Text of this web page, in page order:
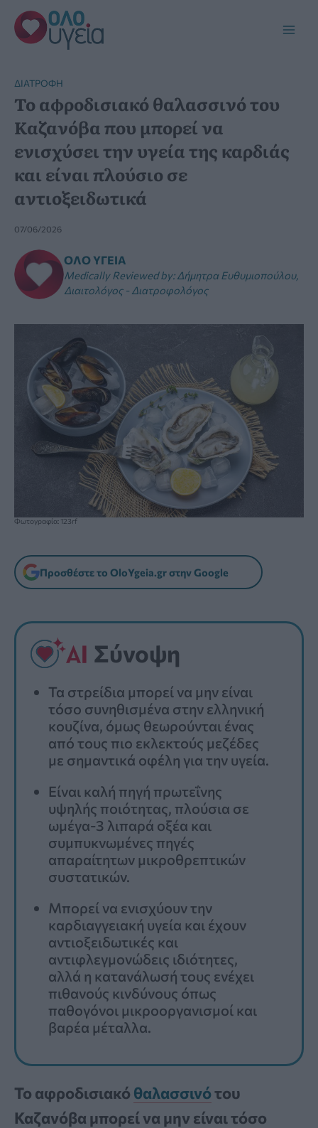
Μετάβαση
στο
περιεχόμενο
ΔΙΑΤΡΟΦΉ
Το αφροδισιακό θαλασσινό του
Καζανόβα που μπορεί να
ενισχύσει την υγεία της καρδιάς
και είναι πλούσιο σε
αντιοξειδωτικά
07/06/2026
ΌΛΟ ΥΓΕΊΑ
Medically Reviewed by: Δήμητρα Ευθυμιοπούλου,
Διαιτολόγος - Διατροφολόγος
Φωτογραφία: 123rf
Προσθέστε το OloYgeia.gr στην Google
Σύνοψη
Τα στρείδια μπορεί να μην είναι
τόσο συνηθισμένα στην ελληνική
κουζίνα, όμως θεωρούνται ένας
από τους πιο εκλεκτούς μεζέδες
με σημαντικά οφέλη για την υγεία.
Είναι καλή πηγή πρωτεΐνης
υψηλής ποιότητας, πλούσια σε
ωμέγα-3 λιπαρά οξέα και
συμπυκνωμένες πηγές
απαραίτητων μικροθρεπτικών
συστατικών.
Μπορεί να ενισχύουν την
καρδιαγγειακή υγεία και έχουν
αντιοξειδωτικές και
αντιφλεγμονώδεις ιδιότητες,
αλλά η κατανάλωσή τους ενέχει
πιθανούς κινδύνους όπως
παθογόνοι μικροοργανισμοί και
βαρέα μέταλλα.
Το αφροδισιακό θαλασσινότου
Καζανόβα μπορεί να μην είναι τόσο